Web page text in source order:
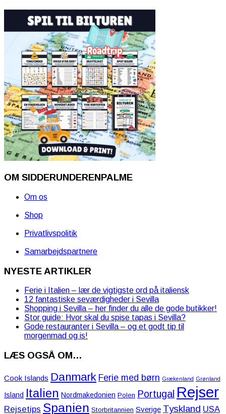
OM SIDDERUNDERENPALME
Om os
Shop
Privatlivspolitik
Samarbejdspartnere
NYESTE ARTIKLER
Ferie i Italien – lær de vigtigste ord på italiensk
12 fantastiske seværdigheder i Sevilla
Shopping i Sevilla – her finder du alle de gode butikker!
Stor guide: Hvor skal du spise tapas i Sevilla?
Gode restauranter i Sevilla – og et godt tip til
morgenmad og is!
LÆS OGSÅ OM…
Cook Islands Danmark Ferie med børn Grækenland Grønland
Island Italien Nordmakedonien Polen Portugal Rejser
Rejsetips Spanien Storbritannien Sverige Tyskland USA